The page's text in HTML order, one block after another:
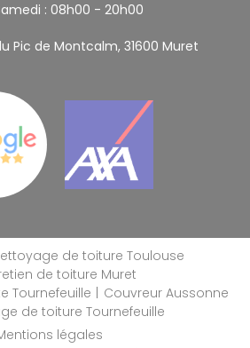
: 08h00 - 20h00
Pic de Montcalm, 31600 Muret
de toiture Toulouse
de toiture Muret
Tournefeuille
Couvreur Aussonne
de toiture Tournefeuille
légales